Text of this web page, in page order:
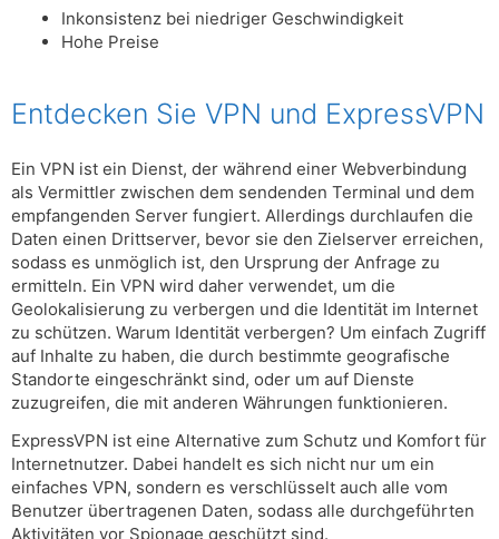
Inkonsistenz bei niedriger Geschwindigkeit
Hohe Preise
Entdecken Sie VPN und ExpressVPN
Ein VPN ist ein Dienst, der während einer Webverbindung
als Vermittler zwischen dem sendenden Terminal und dem
empfangenden Server fungiert. Allerdings durchlaufen die
Daten einen Drittserver, bevor sie den Zielserver erreichen,
sodass es unmöglich ist, den Ursprung der Anfrage zu
ermitteln. Ein VPN wird daher verwendet, um die
Geolokalisierung zu verbergen und die Identität im Internet
zu schützen. Warum Identität verbergen? Um einfach Zugriff
auf Inhalte zu haben, die durch bestimmte geografische
Standorte eingeschränkt sind, oder um auf Dienste
zuzugreifen, die mit anderen Währungen funktionieren.
ExpressVPN ist eine Alternative zum Schutz und Komfort für
Internetnutzer. Dabei handelt es sich nicht nur um ein
einfaches VPN, sondern es verschlüsselt auch alle vom
Benutzer übertragenen Daten, sodass alle durchgeführten
Aktivitäten vor Spionage geschützt sind.